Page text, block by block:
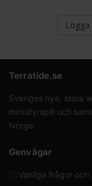
Terratide.se
Sveriges nya, stora
miniatyrspill och
Norge.
Genvägar
Vanliga frågor och